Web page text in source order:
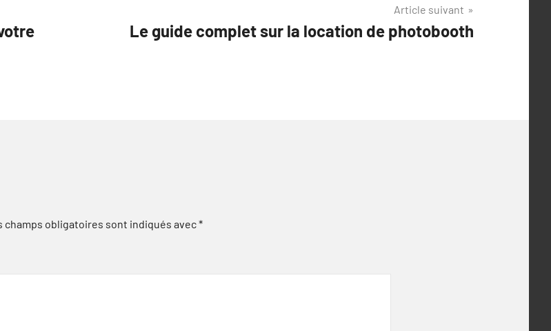
Article suivant
Le guide complet sur la location de photobooth
champs obligatoires sont indiqués avec*